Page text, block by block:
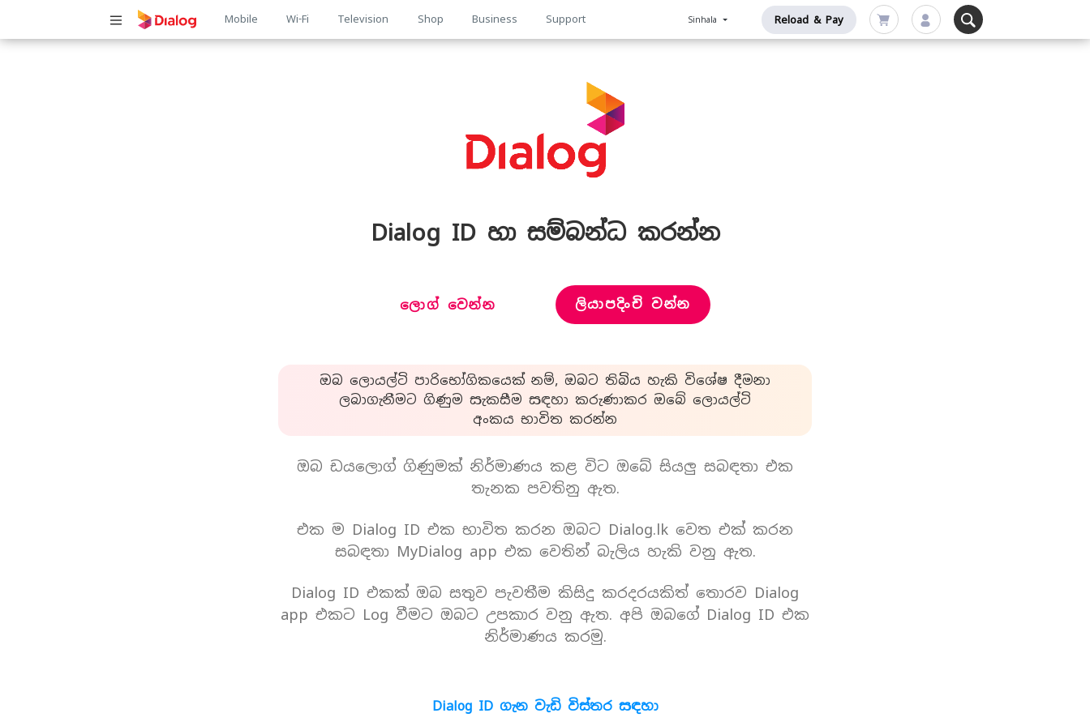
Main
Mobile Wi-Fi Television Shop Business Support Sinhala Reload & Pay
Dialog ID හා සම්බන්ධ කරන්න
ලොග් වෙන්න ලියාපදිංචි වන්න
ඔබ ලොයල්ටි පාරිභෝගිකයෙක් නම්, ඔබට තිබිය හැකි විශේෂ දීමනා
ලබාගැනීමට ගිණුම සැකසීම සඳහා කරුණාකර ඔබේ ලොයල්ටි
අංකය භාවිත කරන්න
ඔබ ඩයලොග් ගිණුමක් නිර්මාණය කළ විට ඔබේ සියලු සබඳතා එක
තැනක පවතිනු ඇත.
එක ම Dialog ID එක භාවිත කරන ඔබට Dialog.lk වෙත එක් කරන
සබඳතා MyDialog app එක වෙතින් බැලිය හැකි වනු ඇත.
Dialog ID එකක් ඔබ සතුව පැවතීම කිසිදු කරදරයකිත් තොරව Dialog
app එකට Log වීමට ඔබට උපකාර වනු ඇත. අපි ඔබගේ Dialog ID එක
නිර්මාණය කරමු.
Dialog ID ගැන වැඩි විස්තර සඳහා